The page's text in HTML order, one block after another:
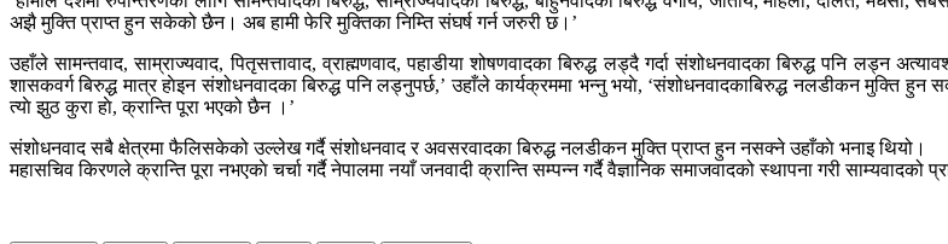
अझै मुक्ति प्राप्त हुन सकेको छैन। अब हामी फेरि मुक्तिका निम्ति संघर्ष गर्न जरुरी छ।’
उहाँले सामन्तवाद, साम्राज्यवाद, पितृसत्तावाद, व्राह्मणवाद, पहाडीया शोषणवादका बिरुद्ध लड्दै गर्दा संशोधनवादका बिरुद्ध पनि लड्न
शासकवर्ग बिरुद्ध मात्र हाेइन संशोधनवादका बिरुद्ध पनि लड्नुपर्छ,’ उहाँले कार्यक्रममा भन्नु भयाे, ‘संशोधनवादकाबिरुद्ध नलडीकन मुक्ति
त्याे झुठ कुरा हाे, क्रान्ति पूरा भएको छैन ।’
संशोधनवाद सबै क्षेत्रमा फैलिसकेको उल्लेख गर्दै संशोधनवाद र अवसरवादका बिरुद्ध नलडीकन मुक्ति प्राप्त हुन नसक्ने उहाँकाे भनाइ थियो।
महासचिव किरणले क्रान्ति पूरा नभएकाे चर्चा गर्दै नेपालमा नयाँ जनवादी क्रान्ति सम्पन्न गर्दै वैज्ञानिक समाजवादको स्थापना गरी साम्यवादको